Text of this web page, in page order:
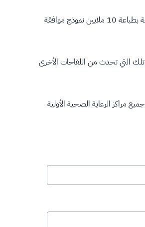
وأهابت وزارة الصحة بجميع أولياء أمور الطلاب والطالبات حث أبنائهم وبناتهم وتشجيعهم على أخذ اللقاح لحمايتهم بإذن الله من الإصابة بالمرض .. حيث قامت وزارة الصحة بطباعة 10 ملايين نموذج موافقة
تلك التي تحدث من اللقاحات الأخرى
مراكز الرعاية الصحية الأولية